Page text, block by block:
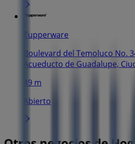
Tupperware
Boulevard del Temoluco No.
Acueducto de Guadalupe,
49 m
Abierto